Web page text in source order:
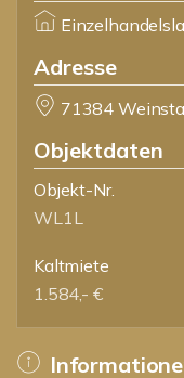
Adresse
71384
Objektdaten
Objekt-Nr.
WL1L
Kaltmiete
1.584,- €